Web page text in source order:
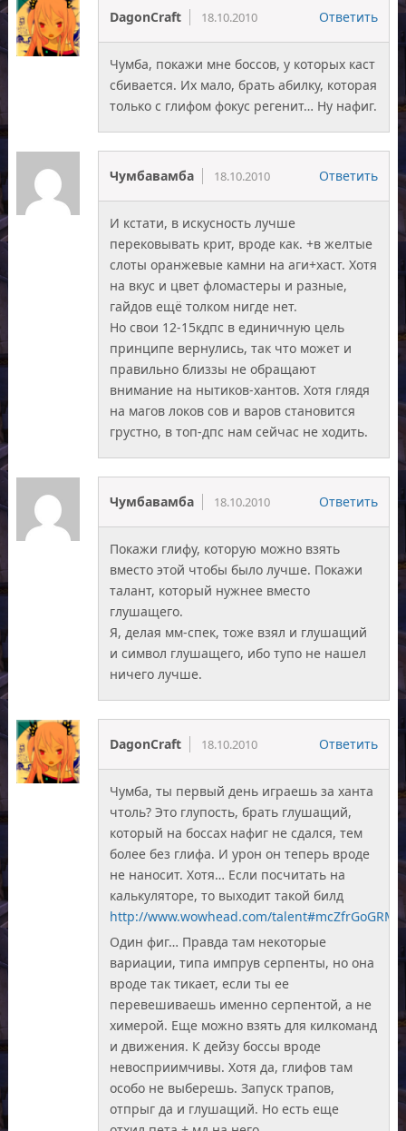
DagonCraft 18.10.2010 Ответить
Чумба, покажи мне боссов, у которых каст
сбивается. Их мало, брать абилку, которая
только с глифом фокус регенит… Ну нафиг.
Чумбавамба 18.10.2010 Ответить
И кстати, в искусность лучше
перековывать крит, вроде как. +в желтые
слоты оранжевые камни на аги+хаст. Хотя
на вкус и цвет фломастеры и разные,
гайдов ещё толком нигде нет.
Но свои 12-15кдпс в единичную цель
принципе вернулись, так что может и
правильно близзы не обращают
внимание на нытиков-хантов. Хотя глядя
на магов локов сов и варов становится
грустно, в топ-дпс нам сейчас не ходить.
Чумбавамба 18.10.2010 Ответить
Покажи глифу, которую можно взять
вместо этой чтобы было лучше. Покажи
талант, который нужнее вместо
глушащего.
Я, делая мм-спек, тоже взял и глушащий
и символ глушащего, ибо тупо не нашел
ничего лучше.
DagonCraft 18.10.2010 Ответить
Чумба, ты первый день играешь за ханта
чтоль? Это глупость, брать глушащий,
который на боссах нафиг не сдался, тем
более без глифа. И урон он теперь вроде
не наносит. Хотя… Если посчитать на
калькуляторе, то выходит такой билд
http://www.wowhead.com/
Один фиг… Правда там некоторые
вариации, типа импрув серпенты, но она
вроде так тикает, если ты ее
перевешиваешь именно серпентой, а не
химерой. Еще можно взять для килкоманд
и движения. К дейзу боссы вроде
невосприимчивы. Хотя да, глифов там
особо не выберешь. Запуск трапов,
отпрыг да и глушащий. Но есть еще